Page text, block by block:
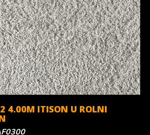
4.00M ITISON U ROLNI